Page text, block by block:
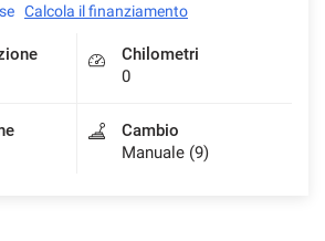
Calcola il finanziamento
Chilometri
0
Cambio
Manuale (9)